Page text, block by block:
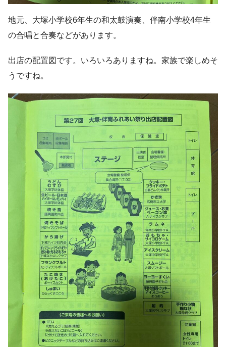
地元、大塚小学校6年生の和太鼓演奏、伴南小学校4年生
の合唱と合奏などがあります。
出店の配置図です。いろいろありますね。家族で楽しめそ
うですね。